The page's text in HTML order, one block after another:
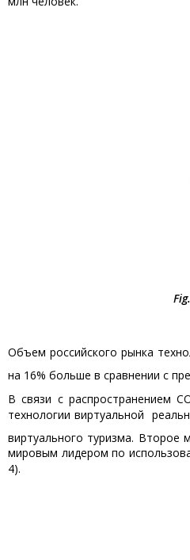
Объем российского рынка
на 16% больше в сравнении с
В связи с распространением
технологии виртуальной
виртуального туризма. Второе
мировым лидером по
4).